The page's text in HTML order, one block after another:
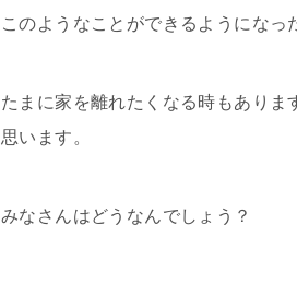
このようなことができるようになっ
たまに家を離れたくなる時もありま
思います。
みなさんはどうなんでしょう？